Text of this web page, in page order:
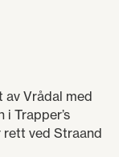
Vrådal med
Trapper’s
rett ved Straand